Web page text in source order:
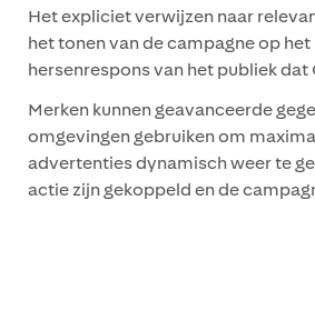
Het expliciet verwijzen naar
het tonen van de campagne op
hersenrespons van het publiek
Merken kunnen geavanceerde
omgevingen gebruiken om
advertenties dynamisch weer te
actie zijn gekoppeld en de